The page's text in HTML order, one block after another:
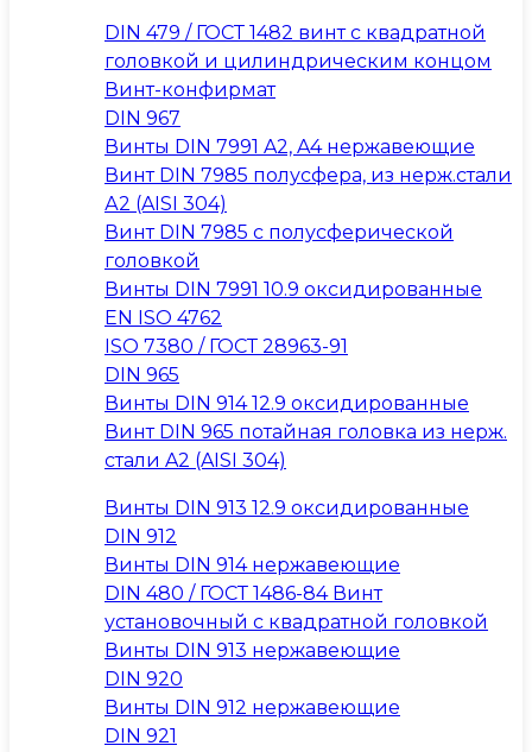
DIN 479 / ГОСТ 1482 винт с квадратной
головкой и цилиндрическим концом
Винт-конфирмат
DIN 967
Винты DIN 7991 A2, A4 нержавеющие
Винт DIN 7985 полусфера, из нерж.стали
А2 (AISI 304)
Винт DIN 7985 с полусферической
головкой
Винты DIN 7991 10.9 оксидированные
EN ISO 4762
ISO 7380 / ГОСТ 28963-91
DIN 965
Винты DIN 914 12.9 оксидированные
Винт DIN 965 потайная головка из нерж.
стали A2 (AISI 304)
Винты DIN 913 12.9 оксидированные
DIN 912
Винты DIN 914 нержавеющие
DIN 480 / ГОСТ 1486-84 Винт
установочный с квадратной головкой
Винты DIN 913 нержавеющие
DIN 920
Винты DIN 912 нержавеющие
DIN 921